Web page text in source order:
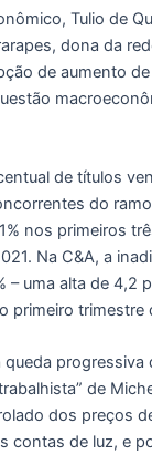
Tulio de
dona da
de aumento
de títulos
do
nos primeiros
Na C&A, a
– uma alta de 4,2
primeiro trimestre
queda
de
dos preços
contas de luz, e